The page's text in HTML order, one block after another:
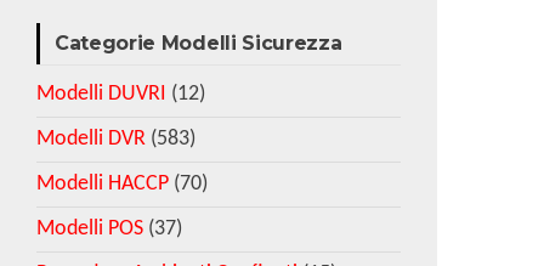
Categorie Modelli Sicurezza
Modelli DUVRI (12)
Modelli DVR (583)
Modelli HACCP (70)
Modelli POS (37)